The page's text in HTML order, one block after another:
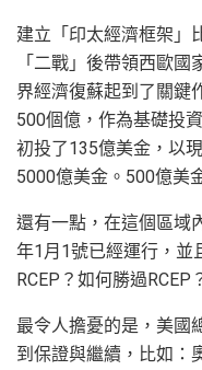
建立「印太經濟框架」
「二戰」後帶領西歐
界經濟復蘇起到了關鍵
500個億，作為基礎投
初投了135億美金，以
5000億美金。500億美
還有一點，在這個區域
年1月1號已經運行，並
RCEP？如何勝過RCEP
最令人擔憂的是，美國
到保證與繼續，比如：